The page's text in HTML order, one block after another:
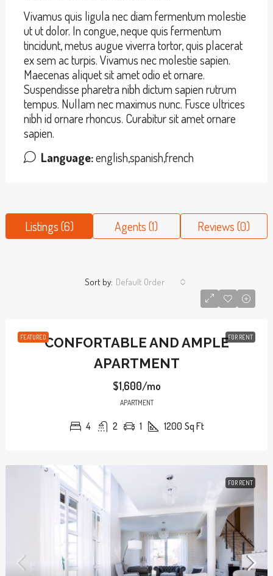
Vivamus quis ligula nec diam fermentum molestie
ut ut dolor. In congue, neque quis fermentum
tincidunt, metus augue viverra tortor, quis placerat
ex sem ac turpis. Vivamus nec molestie sapien.
Maecenas aliquet sit amet odio et ornare.
Suspendisse pharetra nibh dictum sapien rutrum
tempus. Nullam nec maximus nunc. Fusce ultrices
nibh id ornare rhoncus. Curabitur sit amet ornare
sapien.
Language:english,spanish,french
Listings (6) Agents (1) Reviews (0)
Sort by: Default Order
FEATURED FOR RENT
CONFORTABLE AND AMPLE
APARTMENT
$1,600/mo
APARTMENT
4 2 1 1200 Sq Ft
FOR RENT